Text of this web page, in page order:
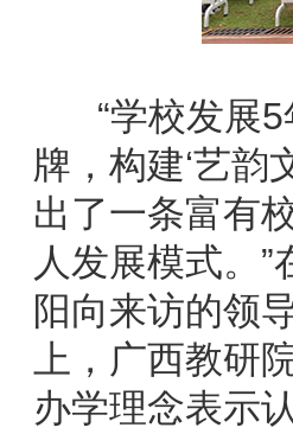
“学校发展5
牌，构建‘艺韵
出了一条富有
人发展模式。
阳向来访的领
上，广西教研
办学理念表示